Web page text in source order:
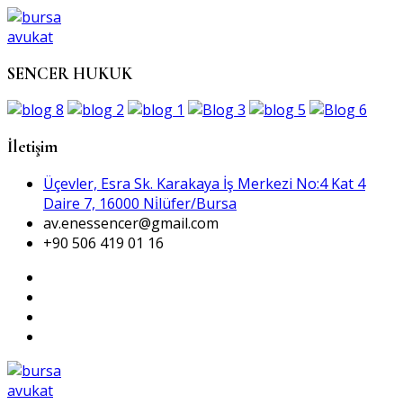
SENCER HUKUK
İletişim
Üçevler, Esra Sk. Karakaya İş Merkezi No:4 Kat 4
Daire 7, 16000 Ni̇lüfer/Bursa
av.enessencer@gmail.com
+90 506 419 01 16